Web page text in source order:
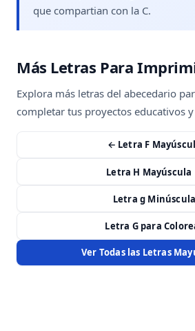
que compartian con la C.
Más Letras Para
Explora más letras del abecedario
completar tus proyectos educativos
← Letra F
Letra H
Letra g Minúscula
Letra G para
Ver Todas las Letras